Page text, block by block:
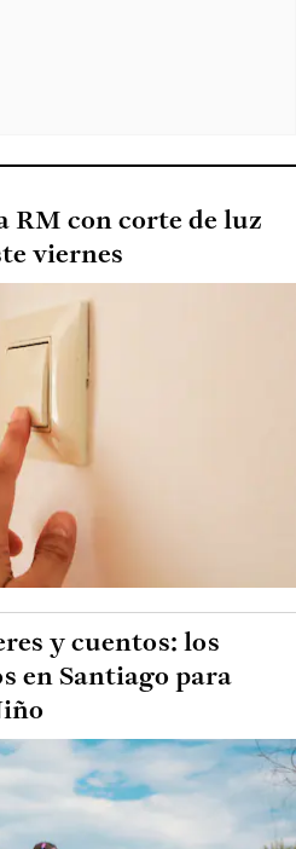
RM con corte de luz
viernes
y cuentos: los
en Santiago para